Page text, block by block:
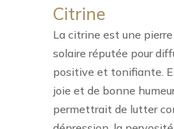
Citrine
La citrine est une
solaire réputée pour
positive et tonifiante.
joie et de bonne
permettrait de lutter